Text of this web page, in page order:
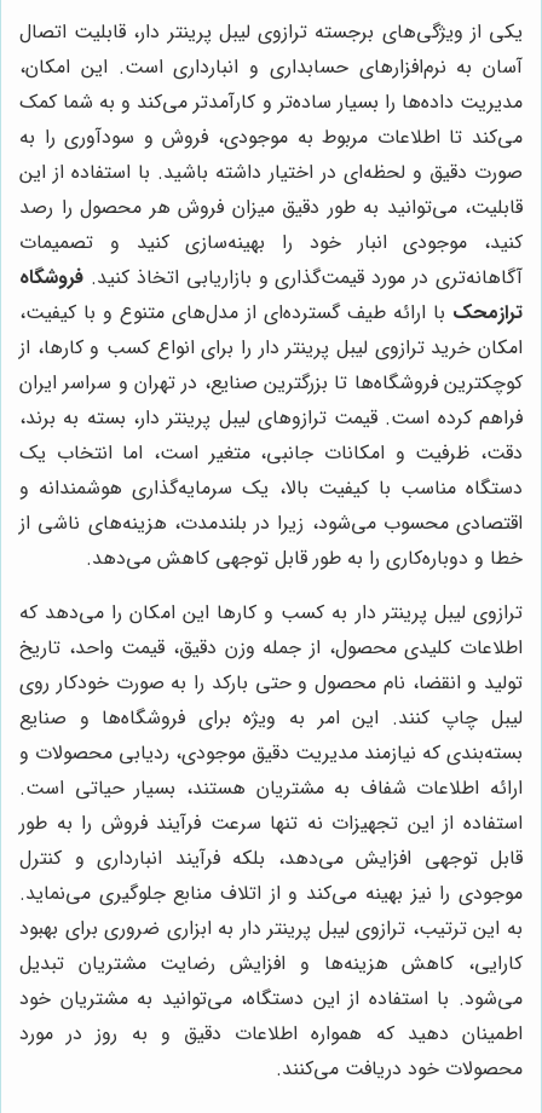
یکی از ویژگی‌های برجسته ترازوی لیبل پرینتر دار، قابلیت اتصال
آسان به نرم‌افزارهای حسابداری و انبارداری است. این امکان،
مدیریت داده‌ها را بسیار ساده‌تر و کارآمدتر می‌کند و به شما کمک
می‌کند تا اطلاعات مربوط به موجودی، فروش و سودآوری را به
صورت دقیق و لحظه‌ای در اختیار داشته باشید. با استفاده از این
قابلیت، می‌توانید به طور دقیق میزان فروش هر محصول را رصد
کنید، موجودی انبار خود را بهینه‌سازی کنید و تصمیمات
آگاهانه‌تری در مورد قیمت‌گذاری و بازاریابی اتخاذ کنید. فروشگاه
ترازمحک با ارائه طیف گسترده‌ای از مدل‌های متنوع و با کیفیت،
امکان خرید ترازوی لیبل پرینتر دار را برای انواع کسب و کارها، از
کوچکترین فروشگاه‌ها تا بزرگترین صنایع، در تهران و سراسر ایران
فراهم کرده است. قیمت ترازوهای لیبل پرینتر دار، بسته به برند،
دقت، ظرفیت و امکانات جانبی، متغیر است، اما انتخاب یک
دستگاه مناسب با کیفیت بالا، یک سرمایه‌گذاری هوشمندانه و
اقتصادی محسوب می‌شود، زیرا در بلندمدت، هزینه‌های ناشی از
خطا و دوباره‌کاری را به طور قابل توجهی کاهش می‌دهد.
ترازوی لیبل پرینتر دار به کسب و کارها این امکان را می‌دهد که
اطلاعات کلیدی محصول، از جمله وزن دقیق، قیمت واحد، تاریخ
تولید و انقضا، نام محصول و حتی بارکد را به صورت خودکار روی
لیبل چاپ کنند. این امر به ویژه برای فروشگاه‌ها و صنایع
بسته‌بندی که نیازمند مدیریت دقیق موجودی، ردیابی محصولات و
ارائه اطلاعات شفاف به مشتریان هستند، بسیار حیاتی است.
استفاده از این تجهیزات نه تنها سرعت فرآیند فروش را به طور
قابل توجهی افزایش می‌دهد، بلکه فرآیند انبارداری و کنترل
موجودی را نیز بهینه می‌کند و از اتلاف منابع جلوگیری می‌نماید.
به این ترتیب، ترازوی لیبل پرینتر دار به ابزاری ضروری برای بهبود
کارایی، کاهش هزینه‌ها و افزایش رضایت مشتریان تبدیل
می‌شود. با استفاده از این دستگاه، می‌توانید به مشتریان خود
اطمینان دهید که همواره اطلاعات دقیق و به روز در مورد
محصولات خود دریافت می‌کنند.